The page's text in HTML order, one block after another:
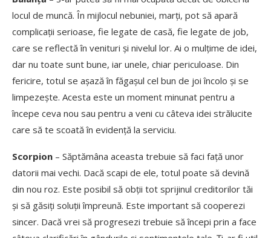
locul de muncă. În mijlocul nebuniei, marți, pot să apară
complicații serioase, fie legate de casă, fie legate de job,
care se reflectă în venituri și nivelul lor. Ai o mulțime de idei,
dar nu toate sunt bune, iar unele, chiar periculoase. Din
fericire, totul se așază în făgașul cel bun de joi încolo și se
limpezește. Acesta este un moment minunat pentru a
începe ceva nou sau pentru a veni cu câteva idei strălucite
care să te scoată în evidență la serviciu.
Scorpion – Săptămâna aceasta trebuie să faci față unor
datorii mai vechi. Dacă scapi de ele, totul poate să devină
din nou roz. Este posibil să obții tot sprijinul creditorilor tăi
și să găsiți soluții împreună. Este important să cooperezi
sincer. Dacă vrei să progresezi trebuie să începi prin a face